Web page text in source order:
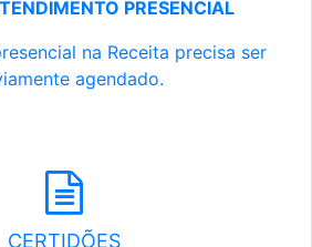
PRESENCIAL
na Receita precisa ser
agendado.
CERTIDÕES